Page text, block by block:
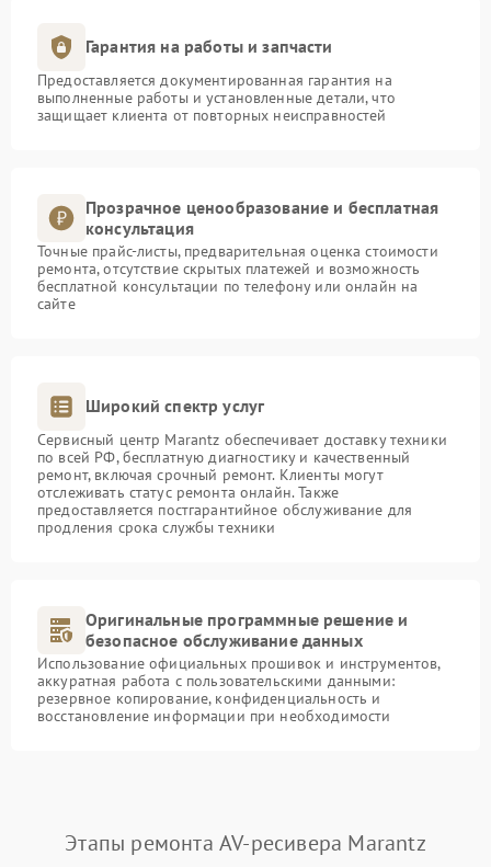
Гарантия на работы и запчасти
Предоставляется документированная гарантия на
выполненные работы и установленные детали, что
защищает клиента от повторных неисправностей
Прозрачное ценообразование и бесплатная
консультация
Точные прайс-листы, предварительная оценка стоимости
ремонта, отсутствие скрытых платежей и возможность
бесплатной консультации по телефону или онлайн на
сайте
Широкий спектр услуг
Сервисный центр Marantz обеспечивает доставку техники
по всей РФ, бесплатную диагностику и качественный
ремонт, включая срочный ремонт. Клиенты могут
отслеживать статус ремонта онлайн. Также
предоставляется постгарантийное обслуживание для
продления срока службы техники
Оригинальные программные решение и
безопасное обслуживание данных
Использование официальных прошивок и инструментов,
аккуратная работа с пользовательскими данными:
резервное копирование, конфиденциальность и
восстановление информации при необходимости
Этапы ремонта AV-ресивера Marantz